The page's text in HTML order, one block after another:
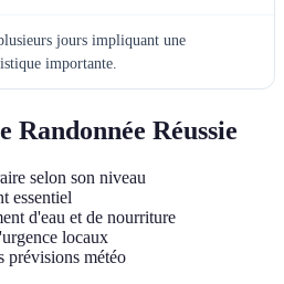
jours impliquant une
importante.
Randonnée Réussie
selon son niveau
essentiel
d'eau et de nourriture
locaux
prévisions météo